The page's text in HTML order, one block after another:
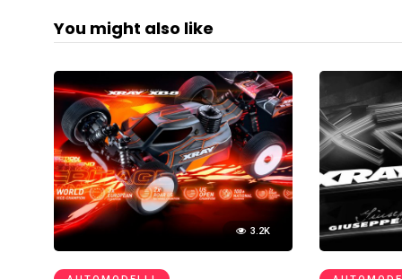
You might also like
3.2K